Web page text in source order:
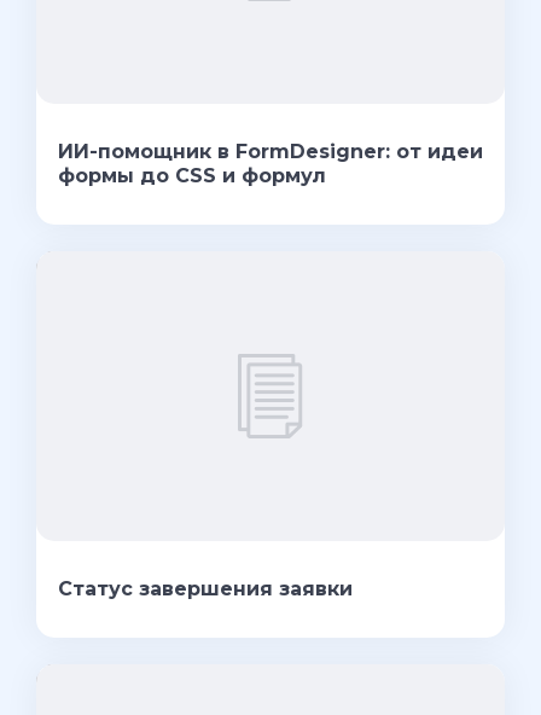
ИИ-помощник в FormDesigner: от идеи
формы до CSS и формул
Статус завершения заявки